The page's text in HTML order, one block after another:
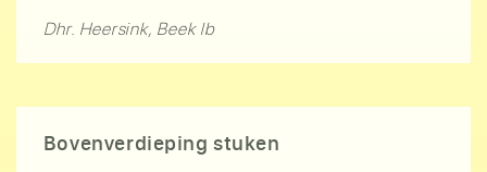
Dhr. Heersink, Beek lb
Bovenverdieping stuken